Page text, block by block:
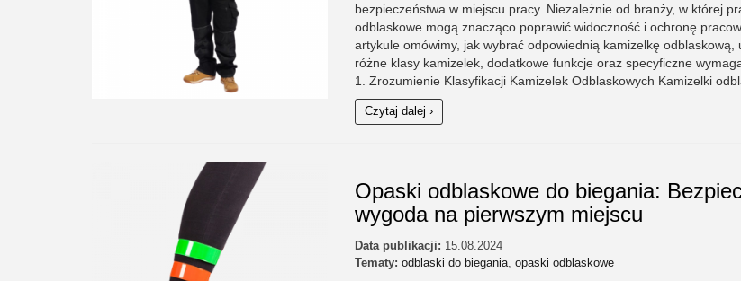
bezpieczeństwa w miejscu pracy. Niezależnie od branży, w której
odblaskowe mogą znacząco poprawić widoczność i ochronę
artykule omówimy, jak wybrać odpowiednią kamizelkę odblaskową,
różne klasy kamizelek, dodatkowe funkcje oraz specyficzne
1. Zrozumienie Klasyfikacji Kamizelek Odblaskowych Kamizelki
Czytaj dalej ›
Opaski odblaskowe do biegania:
wygoda na pierwszym miejscu
Data publikacji: 15.08.2024
Tematy:odblaski do biegania,opaski odblaskowe